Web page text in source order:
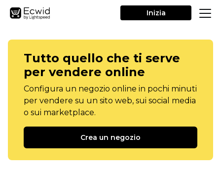
Inizia
Tutto quello che ti serve
per vendere online
Configura un negozio online in pochi minuti
per vendere su un sito web, sui social media
o sui marketplace.
Crea un negozio